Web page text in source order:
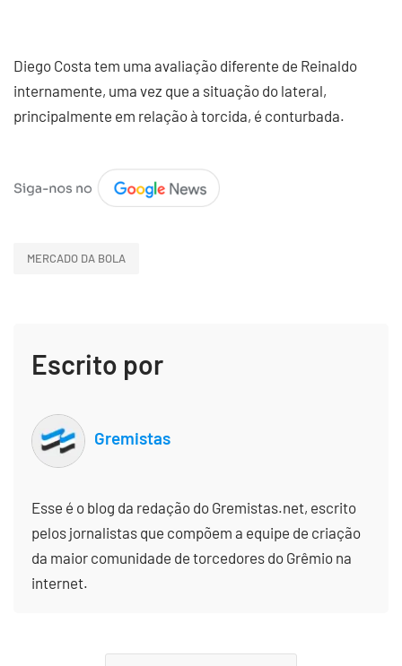
Diego Costa tem uma avaliação diferente de Reinaldo
internamente, uma vez que a situação do lateral,
principalmente em relação à torcida, é conturbada.
MERCADO DA BOLA
Escrito por
Gremistas
Esse é o blog da redação do Gremistas.net, escrito
pelos jornalistas que compõem a equipe de criação
da maior comunidade de torcedores do Grêmio na
internet.